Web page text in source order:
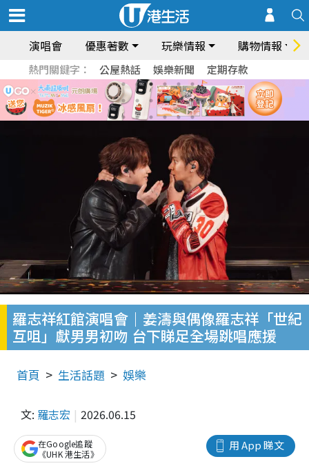
演唱會 優惠著數 玩樂情報 購物情報
熱門關鍵字： 公屋熱話 娛樂新聞 定期存款
羅志祥紅館演唱會｜姜濤與偶像羅志祥「世紀
互咀」獻男男初吻 台下睇足全場跳唱應援
首頁 生活話題 娛樂
文: 羅志宏 2026.06.15
用 App 睇文
在Google追蹤
《UHK 港生活》